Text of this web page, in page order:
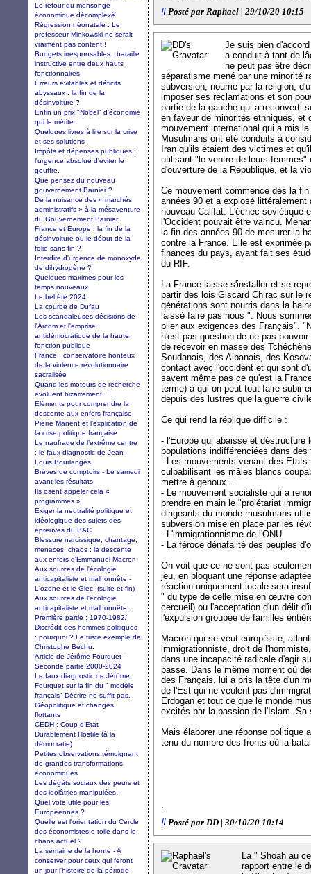
#Posté par Raphael | 29/10/20 10:15
Je suis bien
a conduit à tant de
ne peut pas être
séparatisme mené par une minorité
subversion, nourrie par la religion,
imposer ses réclamations et son
partie de la gauche qui a reconverti
en faveur de minorités ethniques, et
mouvement international qui a mis
Musulmans ont été conduits à
Iran qu'ils étaient des victimes et
utilisant "le ventre de leurs
d'ouverture de la République, et la
Ce mouvement commencé dès la
années 90 et a explosé
nouveau Califat. L'échec soviétique
l'Occident pouvait être vaincu.
la fin des années 90 de mesurer la
contre la France. Elle est exprimée
finances du pays, ayant fait ses
du RIF.
La France laisse s'installer et se
partir des lois Giscard Chirac sur le
générations sont nourris dans la
laissé faire pas nous ". Nous
plier aux exigences des Français".
n'est pas question de ne pas
de recevoir en masse des
Soudanais, des Albanais, des
contact avec l'occident et qui sont
savent même pas ce qu'est la
terme) à qui on peut tout faire subir
depuis des lustres que la guerre
Ce qui rend la réplique difficile :
- l'Europe qui abaisse et déstructure
populations indifférenciées dans des
- Les mouvements venant des
culpabilisant les mâles blancs
mettre à genoux. .
- Le mouvement socialiste qui a
prendre en main le "prolétariat
dirigeants du monde musulmans
subversion mise en place par les
- L'immigrationnisme de l'ONU
- La féroce dénatalité des peuples
On voit que ce ne sont pas
jeu, en bloquant une réponse
réaction uniquement locale sera
" du type de celle mise en œuvre
cercueil) ou l'acceptation d'un délit
l'expulsion groupée de familles
Macron qui se veut européiste,
immigrationniste, droit de
dans une incapacité radicale d'agir
passe. Dans le même moment où
des Français, lui a pris la tête d'un
de l'Est qui ne veulent pas
Erdogan et tout ce que le monde
excités par la passion de l'Islam. Sa
Mais élaborer une réponse politique
tenu du nombre des fronts où la
.
#Posté par DD | 30/10/20 10:14
La " Shoah au
rapport entre le
Le retour du mensonge
économique décomplexé
Régression néonatale : Le
professeur Minkowski ne serait
vraiment pas content !
Budgets irresponsables : bataille
instructive entre deux hauts
fonctionnaires
Erreurs évitables et déficits
abyssaux : la fin de la
désinvolture ?
Enfin un prix "Nobel" d'économie
qui le mérite
Quelques livres à lire sur la crise
et ses solutions
Impôts et dépenses publiques :
l'urgence absolue d'éviter le
gouffre.
Que pensez du nouveau
gouvernement Barnier ?
De la nuisance des « marchés
administratifs » à la mésaventure
du Gouvernement Barnier.
France et Europe : la fin de la
désinvolture ou le début de la
folie sans fin ?
Interdire d'urgence de monoxyde
de dihydrogène ?
Quelques maximes pour les
temps nouveaux
Le bel été 2024
La courbe de Dufau
Les scandaleuses décisions de
l'Arcom et l'emprise
antidémocratique de la haute
fonction publique
France : conservatoire honteux
de la violence révolutionnaire
sacralisée
Quand les moteurs de recherche
évoluent bizarrement ...
Eléments pour comprendre la
descente aux enfers française
Pierre Manent et l’explication de
la crise politique française
Le naufrage de l’extrême centre
: le faux diagnostic de Jean-
Louis Bourlanges
Brèves de comptoirs - Le samedi
avant les résultats
Ils osent appeler cela «
programmes »
Exiger la neutralité politique et
idéologique des sujets des
épreuves du BAC
Blessure narcissique, chantage,
menaces, chaos : la descente
aux enfers d'Emmanuel Macron.
Aux sources de l'écologie
anticapitaliste et malhonnête -
L'ozone et le Giec. (suite et fin)
Aux sources de l'écologie
anticapitaliste et malhonnête.
Première partie : 1970-1982/
Discrédit des hommes politiques
: pourquoi ? Le triste exemple de
Christophe Béchu.
Article de Jérôme Fourquet -
Seconde partie 2000-2024
Le faux diagnostic de Jérôme
Fourquet sur la fin du " modèle
français" Décrire ne suffit pas.
Géopolitique et changes
flottants
CEDH : Coup d’Etat
Durablement Hostile (à la
démocratie)
Petites observations témoignant
de grandes transformations
économiques
Les dégâts sociaux des peurs et
des idolâtries manipulées.
Quel vote utile pour les
Européennes ?
Quelle est l'orientation du Cercle
des économistes e-toile dans le
chaos actuel ?
La semaine de la honte - A
conserver pour ceux qui feront
un jour l'histoire de la période